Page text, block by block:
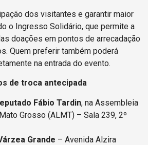
dos visitantes e garantir maior
o Ingresso Solidário, que permite a
doações em pontos de arrecadação
Quem preferir também poderá
na entrada do evento.
de troca antecipada
Fábio Tardin, na Assembleia
Grosso (ALMT) – Sala 239, 2º
Grande – Avenida Alzira